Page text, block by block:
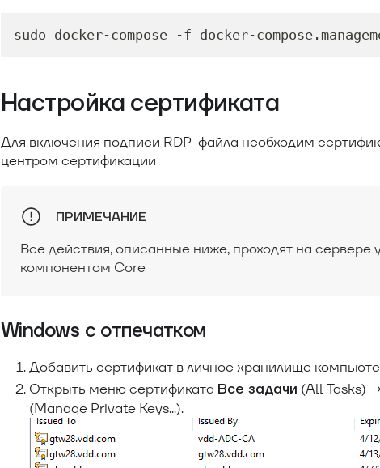
sudo docker-compose -f docker-
Настройка сертификата
Для включения подписи RDP-файла необходим
центром сертификации
ПРИМЕЧАНИЕ
Все действия, описанные ниже, проходят на сервере
компонентом Core
Windows с отпечатком
Добавить сертификат в личное хранилище
Открыть меню сертификата Все задачи (All Tasks) →
(Manage Private Keys...).